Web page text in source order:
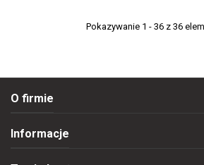
Pokazywanie 1 - 36 z 36
O firmie
Informacje